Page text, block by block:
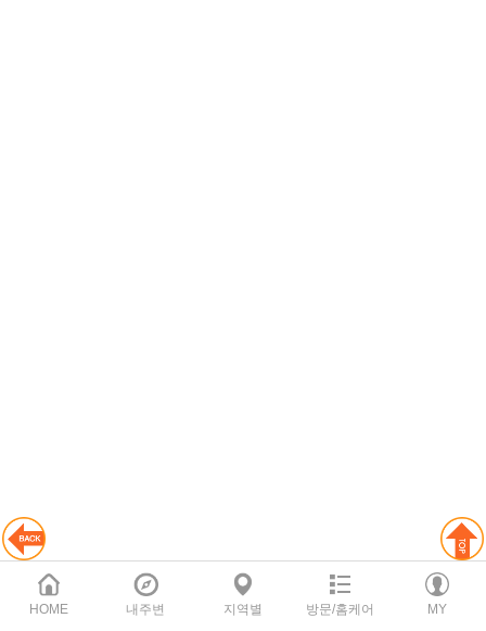
HOME 내주변 지역별 방문/홈케어 MY